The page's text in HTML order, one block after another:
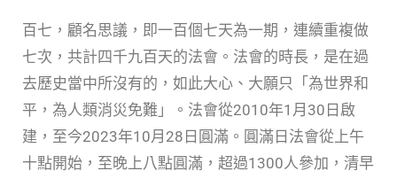
百七，顧名思議，即一百個七天為一期，連續重複做
七次，共計四千九百天的法會。法會的時長，是在過
去歷史當中所沒有的，如此大心、大願只「為世界和
平，為人類消災免難」。法會從2010年1月30日啟
建，至今2023年10月28日圓滿。圓滿日法會從上午
十點開始，至晚上八點圓滿，超過1300人參加，清早